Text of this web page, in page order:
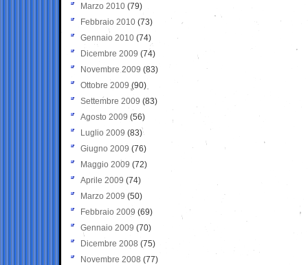
Marzo 2010 (79)
Febbraio 2010 (73)
Gennaio 2010 (74)
Dicembre 2009 (74)
Novembre 2009 (83)
Ottobre 2009 (90)
Settembre 2009 (83)
Agosto 2009 (56)
Luglio 2009 (83)
Giugno 2009 (76)
Maggio 2009 (72)
Aprile 2009 (74)
Marzo 2009 (50)
Febbraio 2009 (69)
Gennaio 2009 (70)
Dicembre 2008 (75)
Novembre 2008 (77)